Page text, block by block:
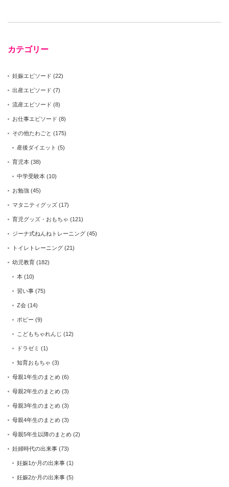
カテゴリー
妊娠エピソード (22)
出産エピソード (7)
流産エピソード (8)
お仕事エピソード (8)
その他たわごと (175)
産後ダイエット (5)
育児本 (38)
中学受験本 (10)
お勉強 (45)
マタニティグッズ (17)
育児グッズ・おもちゃ (121)
ジーナ式ねんねトレーニング (45)
トイレトレーニング (21)
幼児教育 (182)
本 (10)
習い事 (75)
Z会 (14)
ポピー (9)
こどもちゃれんじ (12)
ドラゼミ (1)
知育おもちゃ (3)
母親1年生のまとめ (6)
母親2年生のまとめ (3)
母親3年生のまとめ (3)
母親4年生のまとめ (3)
母親5年生以降のまとめ (2)
妊婦時代の出来事 (73)
妊娠1か月の出来事 (1)
妊娠2か月の出来事 (5)